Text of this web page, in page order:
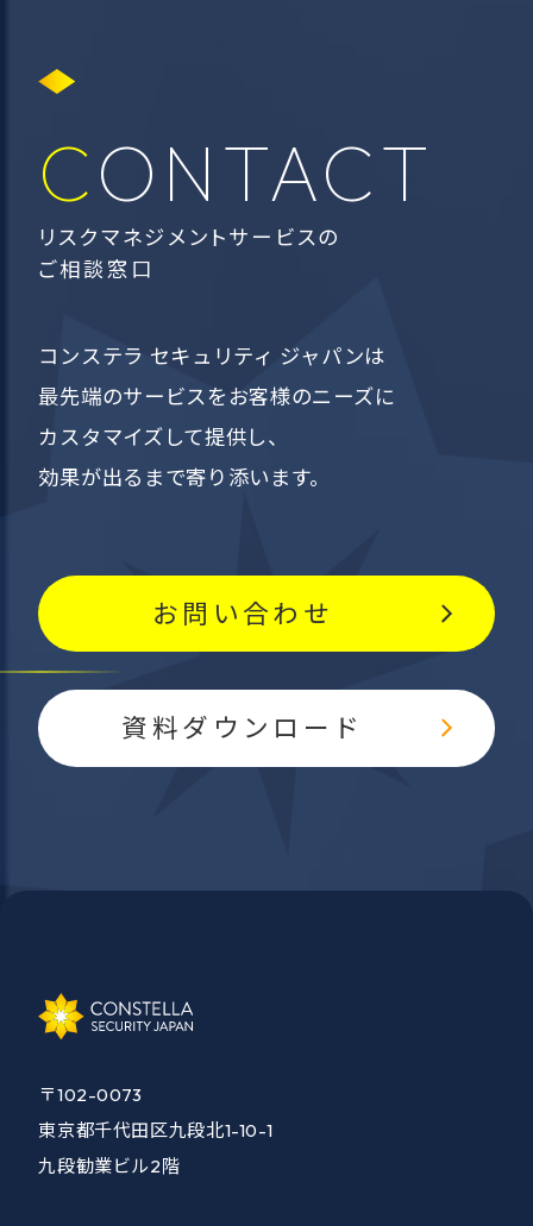
CONTACT
リスクマネジメントサービスの
ご相談窓口
コンステラ セキュリティ ジャパンは
最先端のサービスをお客様のニーズに
カスタマイズして提供し、
効果が出るまで寄り添います。
お問い合わせ
資料ダウンロード
〒102-0073
東京都千代田区九段北1-10-1
九段勧業ビル2階